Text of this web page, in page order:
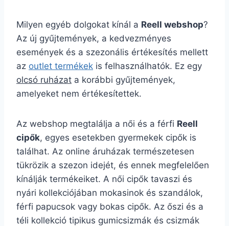
Milyen egyéb dolgokat kínál a Reell webshop?
Az új gyűjtemények, a kedvezményes
események és a szezonális értékesítés mellett
az outlet termékek is felhasználhatók. Ez egy
olcsó ruházat a korábbi gyűjtemények,
amelyeket nem értékesítettek.
Az webshop megtalálja a női és a férfi Reell
cipők, egyes esetekben gyermekek cipők is
találhat. Az online áruházak természetesen
tükrözik a szezon idejét, és ennek megfelelően
kínálják termékeiket. A női cipők tavaszi és
nyári kollekciójában mokasinok és szandálok,
férfi papucsok vagy bokas cipők. Az őszi és a
téli kollekció tipikus gumicsizmák és csizmák